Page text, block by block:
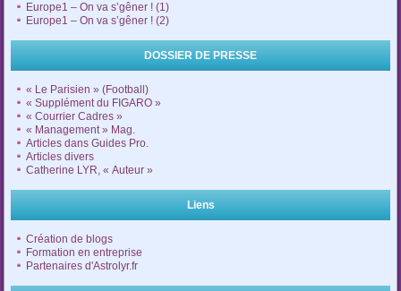
Europe1 – On va s’gêner ! (1)
Europe1 – On va s’gêner ! (2)
DOSSIER DE PRESSE
« Le Parisien » (Football)
« Supplément du FIGARO »
« Courrier Cadres »
« Management » Mag.
Articles dans Guides Pro.
Articles divers
Catherine LYR, « Auteur »
Liens
Création de blogs
Formation en entreprise
Partenaires d'Astrolyr.fr